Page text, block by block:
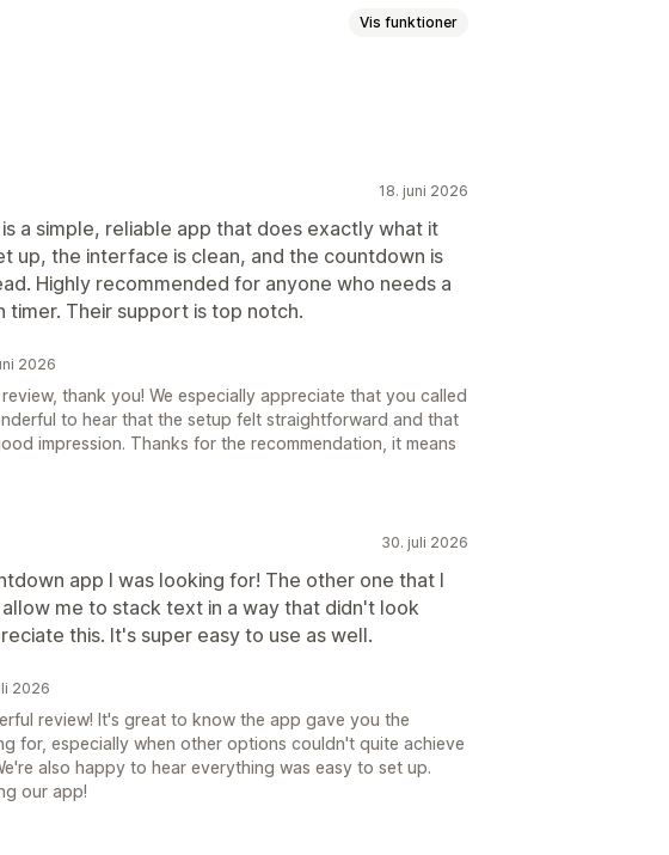
Sessionsbaseret
Tidsbegrænset kampagne Udløbsdato
Vis funktioner
Baggrunde
på mobil Planlægning
18. juni 2026
a simple, reliable app that does exactly what it
up, the interface is clean, and the countdown is
Highly recommended for anyone who needs a
Their support is top notch.
2026
thank you! We especially appreciate that you called
to hear that the setup felt straightforward and that
impression. Thanks for the recommendation, it means
30. juli 2026
app I was looking for! The other one that I
me to stack text in a way that didn't look
this. It's super easy to use as well.
2026
review! It's great to know the app gave you the
for, especially when other options couldn't quite achieve
also happy to hear everything was easy to set up.
our app!